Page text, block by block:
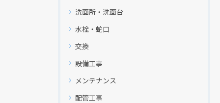
洗面所・洗面台
水栓・蛇口
交換
設備工事
メンテナンス
配管工事